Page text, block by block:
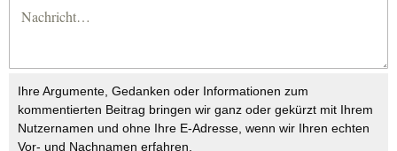
Ihre Argumente, Gedanken oder Informationen zum
kommentierten Beitrag bringen wir ganz oder gekürzt mit Ihrem
Nutzernamen und ohne Ihre E-Adresse, wenn wir Ihren echten
Vor- und Nachnamen erfahren.